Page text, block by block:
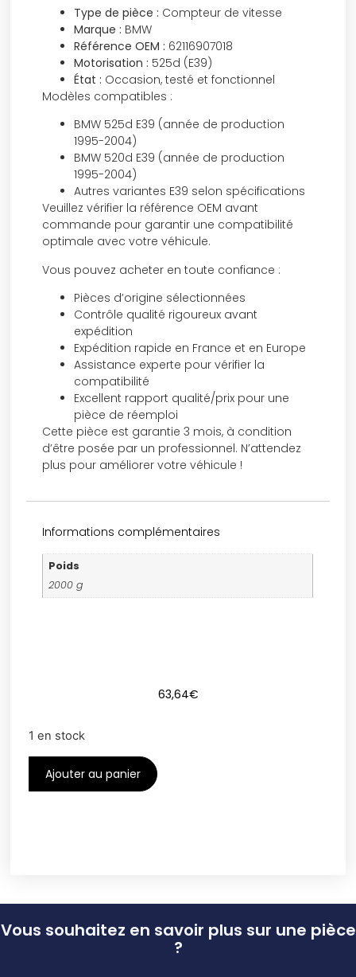
Type de pièce : Compteur de vitesse
Marque : BMW
Référence OEM : 62116907018
Motorisation : 525d (E39)
État : Occasion, testé et fonctionnel
Modèles compatibles :
BMW 525d E39 (année de production
1995-2004)
BMW 520d E39 (année de production
1995-2004)
Autres variantes E39 selon spécifications
Veuillez vérifier la référence OEM avant
commande pour garantir une compatibilité
optimale avec votre véhicule.
Vous pouvez acheter en toute confiance :
Pièces d’origine sélectionnées
Contrôle qualité rigoureux avant
expédition
Expédition rapide en France et en Europe
Assistance experte pour vérifier la
compatibilité
Excellent rapport qualité/prix pour une
pièce de réemploi
Cette pièce est garantie 3 mois, à condition
d’être posée par un professionnel. N’attendez
plus pour améliorer votre véhicule !
Informations complémentaires
Poids
2000 g
63,64€
1 en stock
Ajouter au panier
Vous souhaitez en savoir plus sur une pièce
?